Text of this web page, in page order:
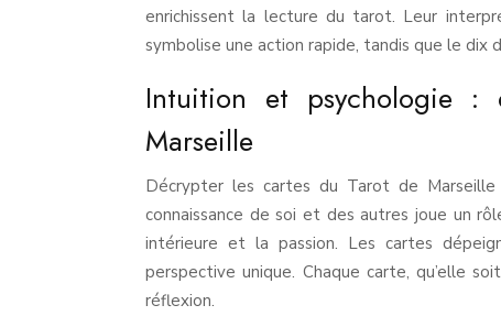
enrichissent la lecture du tarot. Leur
symbolise une action rapide, tandis que le dix
Intuition et psychologie
Marseille
Décrypter les cartes du Tarot de Marseille
connaissance de soi et des autres joue un
intérieure et la passion. Les cartes
perspective unique. Chaque carte, qu’elle
réflexion.